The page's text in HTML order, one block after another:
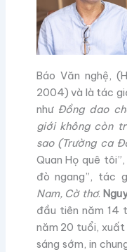
Báo Văn nghệ,
2004) và là tác
như Đồng dao
giới không còn
sao (Trường ca
Quan Họ quê
đò ngang”, tác
Nam, Cờ thơ.
đầu tiên năm 14
năm 20 tuổi,
sáng sớm, in